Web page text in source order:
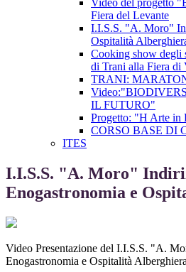
Video del progetto
Fiera del Levante
I.I.S.S. "A. Moro"
Ospitalità
Cooking show degli
di Trani alla Fiera di
TRANI:
IL FUTURO"
Progetto: "H Arte in
CORSO BASE DI
ITES
I.I.S.S. "A. Moro"
Enogastronomia e
Video Presentazione del I.I.S.S. "A.
Enogastronomia e Ospitalità Alberghiera